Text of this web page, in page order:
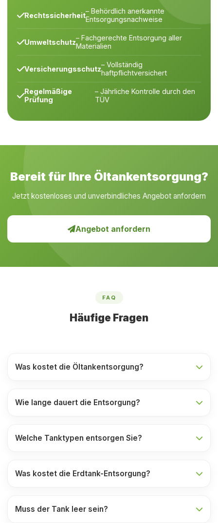
Rechtssicherheit– Behördlich anerkannte
Entsorgungsnachweise
Umweltschutz– Fachgerechte Entsorgung aller
Materialien
Versicherungsschutz– Vollständig
haftpflichtversichert
Regelmäßige
Prüfung
– Jährliche Kontrolle durch den
TÜV
Bereit für Ihre Öltankentsorgung?
Jetzt kostenloses und unverbindliches Angebot anfordern
Angebot anfordern
FAQ
Häufige Fragen
Was kostet die Öltankentsorgung?
Wie lange dauert die Entsorgung?
Welche Tanktypen entsorgen Sie?
Was kostet die Erdtank-Entsorgung?
Muss der Tank leer sein?